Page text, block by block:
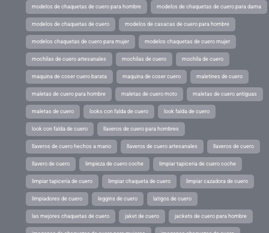
modelos de chaquetas de cuero para hombre modelos de chaquetas de cuero para dama
modelos de chaquetas de cuero modelos de casacas de cuero para hombre
modelos chaquetas de cuero para mujer modelos chaquetas de cuero mujer
mochilas de cuero artesanales mochilas de cuero mochila de cuero
maquina de coser cuero barata maquina de coser cuero maletines de cuero
maletas de cuero para hombre maletas de cuero moto maletas de cuero antiguas
maletas de cuero looks con falda de cuero look falda de cuero
look con falda de cuero llaveros de cuero para hombres
llaveros de cuero hechos a mano llaveros de cuero artesanales llaveros de cuero
llavero de cuero limpieza de cuero coche limpiar tapiceria de cuero coche
limpiar tapiceria de cuero limpiar chaqueta de cuero limpiar cazadora de cuero
limpiadores de cuero leggins de cuero latigos de cuero
las mejores chaquetas de cuero jaket de cuero jackets de cuero para hombre